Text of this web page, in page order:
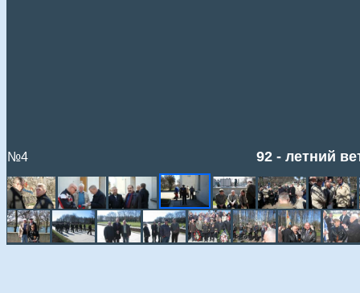
№4 92 - летний